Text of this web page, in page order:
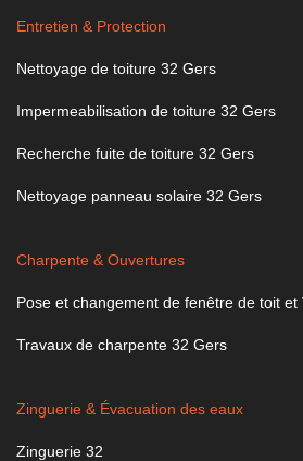
Entretien & Protection
Nettoyage de toiture 32 Gers
Impermeabilisation de toiture 32 Gers
Recherche fuite de toiture 32 Gers
Nettoyage panneau solaire 32 Gers
Charpente & Ouvertures
Pose et changement de fenêtre de toit et
Travaux de charpente 32 Gers
Zinguerie & Évacuation des eaux
Zinguerie 32